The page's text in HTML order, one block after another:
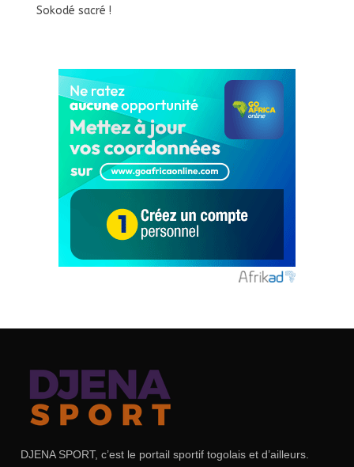
Sokodé sacré !
DJENA SPORT, c’est le portail sportif togolais et d’ailleurs.